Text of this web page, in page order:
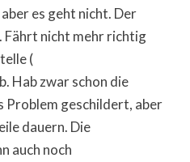
es geht nicht. Der
Fährt nicht mehr richtig
(
Hab zwar schon die
Problem geschildert, aber
dauern. Die
auch noch